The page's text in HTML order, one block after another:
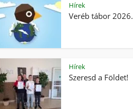
Hírek
Veréb tábor 2026.
Hírek
Szeresd a Földet!